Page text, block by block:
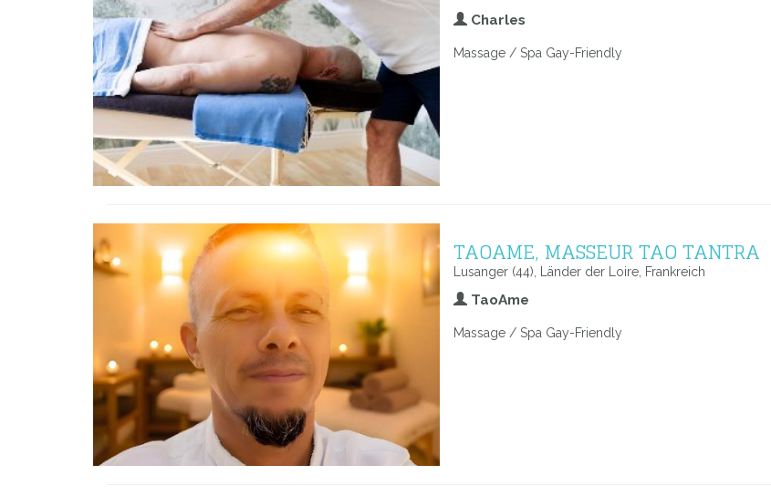
Charles
Massage / Spa Gay-Friendly
TAOAME, MASSEUR TAO TANTRA
Lusanger (44), Länder der Loire, Frankreich
TaoAme
Massage / Spa Gay-Friendly